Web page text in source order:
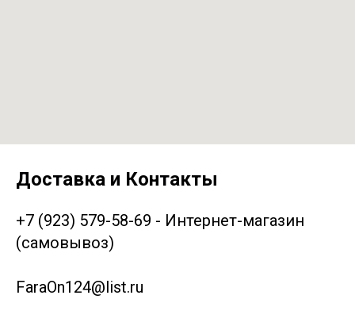
Доставка и Контакты
+7 (923) 579-58-69 - Интернет-магазин
(самовывоз)
FaraOn124@list.ru